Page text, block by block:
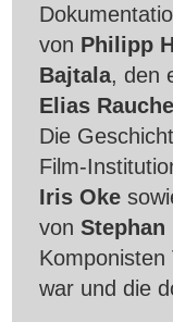
von Philipp
Bajtala, den
Elias
Die
Film-
Iris Oke
von Stephan
war und die